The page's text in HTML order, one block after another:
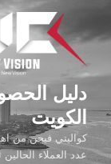
المحتوى
دليل
الكويت
كواليتي فيجن من
عدد العملاء